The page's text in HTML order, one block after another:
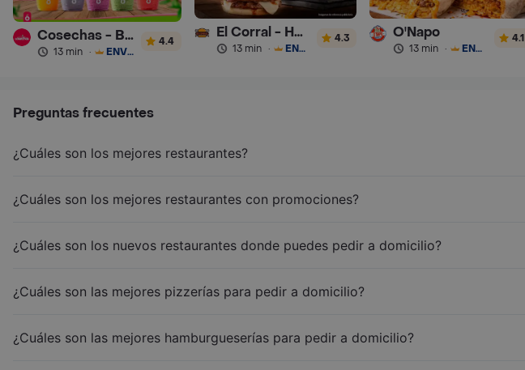
Cosechas - Batidos
13 min · ENVÍO GRATIS
4.4
El Corral - Hamburguesa
13 min · ENVÍO GRATIS
4.3 O'Napo
13 min · ENVÍO GRATIS
4.1
Preguntas frecuentes
¿Cuáles son los mejores restaurantes?
¿Cuáles son los mejores restaurantes con promociones?
¿Cuáles son los nuevos restaurantes donde puedes pedir a domicilio?
¿Cuáles son las mejores pizzerías para pedir a domicilio?
¿Cuáles son las mejores hamburgueserías para pedir a domicilio?